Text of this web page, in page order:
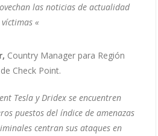
las noticias de actualidad
«
Country Manager para Región
Check Point.
Tesla y Dridex se encuentren
puestos del índice de amenazas
centran sus ataques en